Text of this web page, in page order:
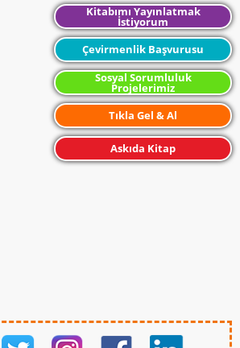
Kitabımı Yayınlatmak
İstiyorum
Çevirmenlik Başvurusu
Sosyal Sorumluluk
Projelerimiz
Tıkla Gel & Al
Askıda Kitap